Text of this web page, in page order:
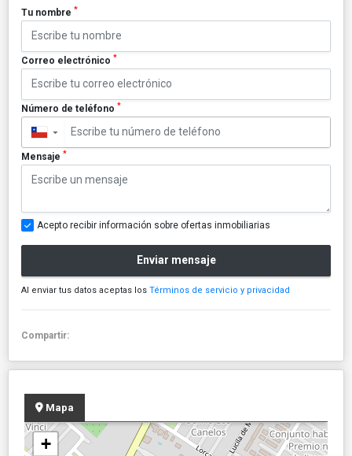
Tu nombre *
Correo electrónico *
Número de teléfono *
▼
Mensaje *
Acepto recibir información sobre ofertas inmobiliarias
Enviar mensaje
Al enviar tus datos aceptas los Términos de servicio y privacidad
Compartir:
Mapa
+